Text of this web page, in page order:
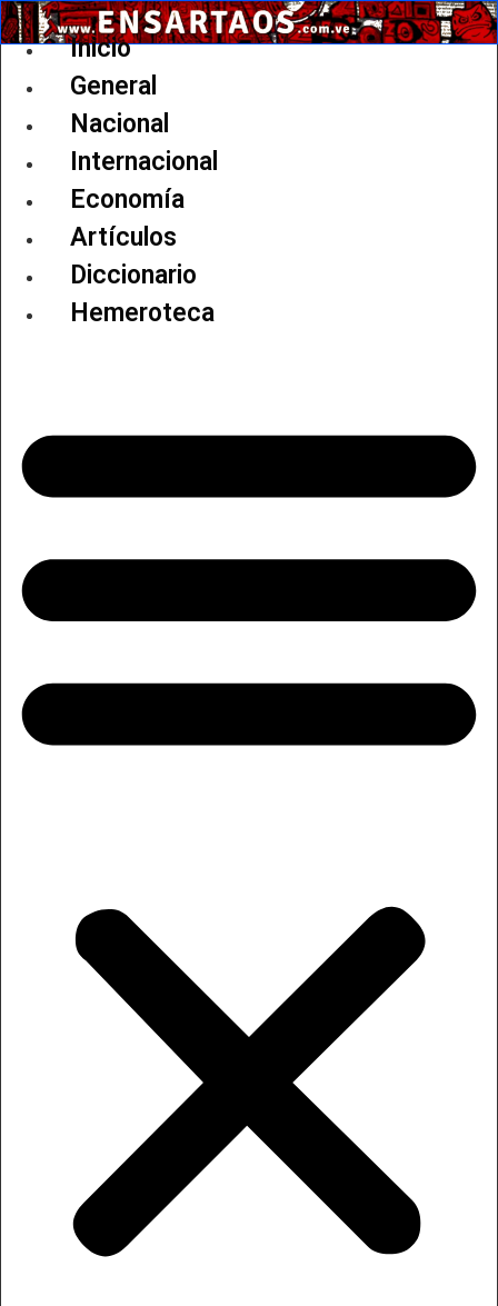
Ir
al
Inicio
General
Nacional
Internacional
Economía
Artículos
Diccionario
Hemeroteca